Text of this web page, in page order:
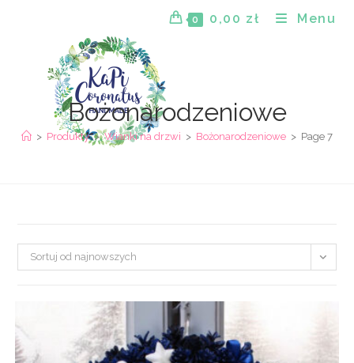
0 0,00 zł Menu
Bożonarodzeniowe
> Produkty > Wianki na drzwi > Bożonarodzeniowe > Page 7
Sortuj od najnowszych